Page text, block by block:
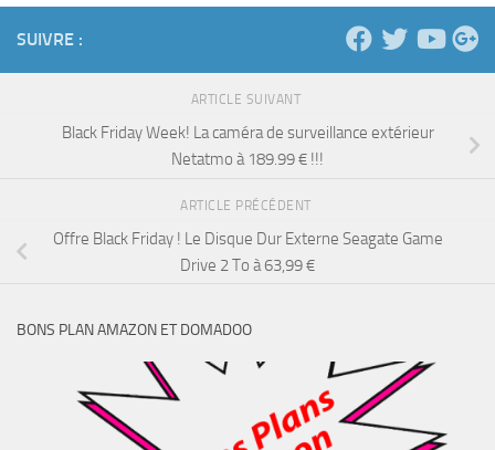
SUIVRE :
ARTICLE SUIVANT
Black Friday Week! La caméra de surveillance extérieur
Netatmo à 189.99 € !!!
ARTICLE PRÉCÉDENT
Offre Black Friday ! Le Disque Dur Externe Seagate Game
Drive 2 To à 63,99 €
BONS PLAN AMAZON ET DOMADOO